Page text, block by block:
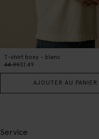
T-shirt boxy - blanc
44.9931.49
AJOUTER AU PANIER
Service